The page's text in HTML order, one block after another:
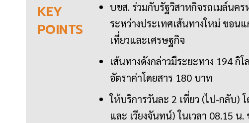
KEY
POINTS
บขส. ร่วมกับรัฐวิสาหกิจรถเมล์นคร
ระหว่างประเทศเส้นทางใหม่ ขอน
เที่ยวและเศรษฐกิจ
เส้นทางดังกล่าวมีระยะทาง 194 กิ
อัตราค่าโดยสาร 180 บาท
ให้บริการวันละ 2 เที่ยว (ไป-กลับ)
และ เวียงจันทน์) ในเวลา 08.15 น.